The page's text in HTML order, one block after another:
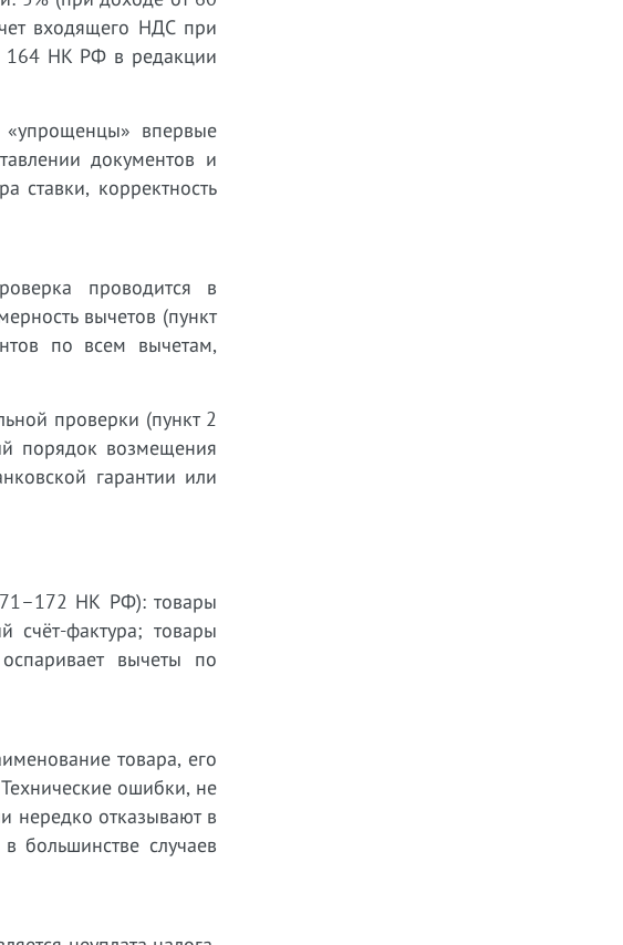
входящего НДС при
164 НК РФ в редакции
впервые
документов и
ставки, корректность
проводится в
вычетов (пункт
по всем вычетам,
проверки (пункт 2
порядок возмещения
гарантии или
НК РФ): товары
счёт-фактура; товары
вычеты по
товара, его
ошибки, не
нередко отказывают в
случаев